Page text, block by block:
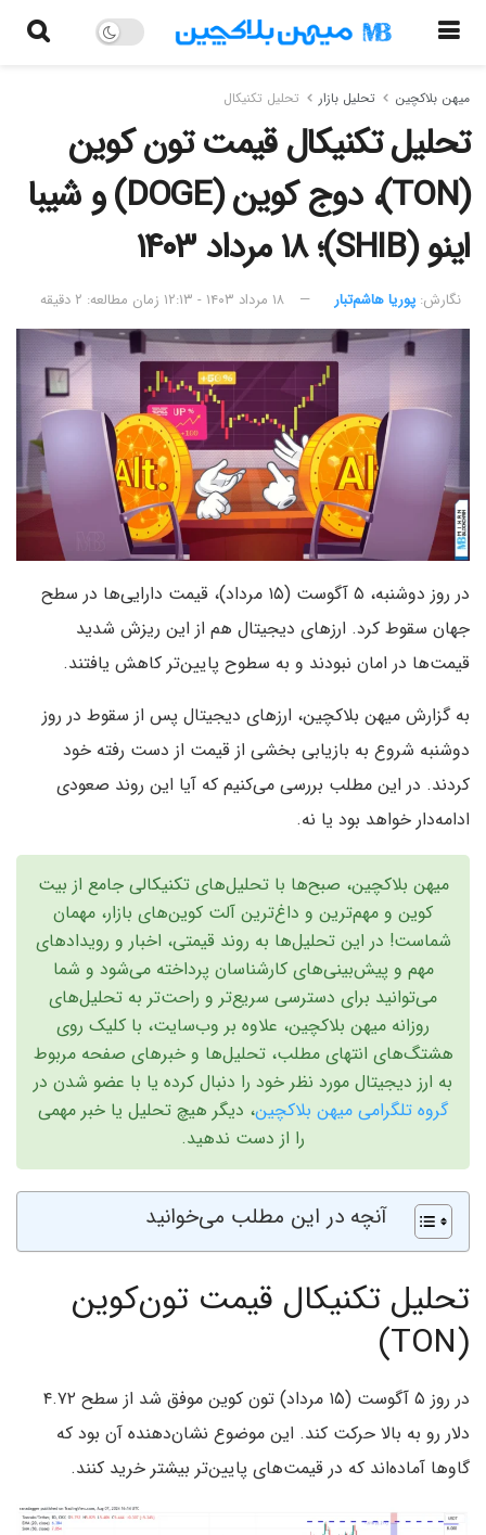
میهن بلاکچین تحلیل بازار تحلیل تکنیکال
تحلیل تکنیکال قیمت تون کوین
(TON)، دوج کوین (DOGE) و شیبا
اینو (SHIB)؛ ۱۸ مرداد ۱۴۰۳
نگارش:‌ پوریا هاشم‌تبار ۱۸ مرداد ۱۴۰۳ - ۱۲:۱۳ زمان مطالعه: ۲ دقیقه
در روز دوشنبه، ۵ آگوست (۱۵ مرداد)، قیمت دارایی‌ها در سطح
جهان سقوط کرد. ارزهای دیجیتال هم از این ریزش شدید
قیمت‌‌ها در امان نبودند و به سطوح پایین‌تر کاهش یافتند.
به گزارش میهن بلاکچین، ارزهای دیجیتال پس از سقوط در روز
دوشنبه شروع به بازیابی بخشی از قیمت از دست رفته خود
کردند. در این مطلب بررسی می‌کنیم که آیا این روند صعودی
ادامه‌دار خواهد بود یا نه.
میهن بلاکچین، صبح‌ها با تحلیل‌های تکنیکالی جامع از بیت
کوین و مهم‌ترین و داغ‌ترین آلت‌ کوین‌های بازار، مهمان
شماست! در این تحلیل‌ها به روند قیمتی، اخبار و رویدادهای
مهم و پیش‌بینی‌های کارشناسان پرداخته می‌شود و شما
می‌توانید برای دسترسی سریع‌تر و راحت‌تر به تحلیل‌های
روزانه میهن بلاکچین، علاوه بر وب‌سایت، با کلیک روی
هشتگ‌های انتهای مطلب، تحلیل‌ها و خبرهای صفحه مربوط
به ارز دیجیتال مورد نظر خود را دنبال کرده یا با عضو شدن در
گروه تلگرامی میهن بلاکچین، دیگر هیچ تحلیل یا خبر مهمی
را از دست ندهید.
آنچه در این مطلب می‌خوانید
تحلیل تکنیکال قیمت تون‌کوین
(TON)
در روز ۵ آگوست (۱۵ مرداد) تون‌ کوین موفق شد از سطح ۴.۷۲
دلار رو به بالا حرکت کند. این موضوع نشان‌دهنده آن بود که
گاوها آماده‌اند که در قیمت‌های پایین‌تر بیشتر خرید کنند.